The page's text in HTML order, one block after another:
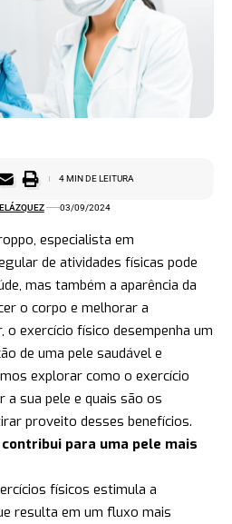
03/09/2024
4 MIN DE LEITURA
especialista em
de atividades físicas pode
mas também a aparência da
o corpo e melhorar a
o exercício físico desempenha um
de uma pele saudável e
explorar como o exercício
sua pele e quais são os
proveito desses benefícios.
para uma pele mais
físicos estimula a
resulta em um fluxo mais